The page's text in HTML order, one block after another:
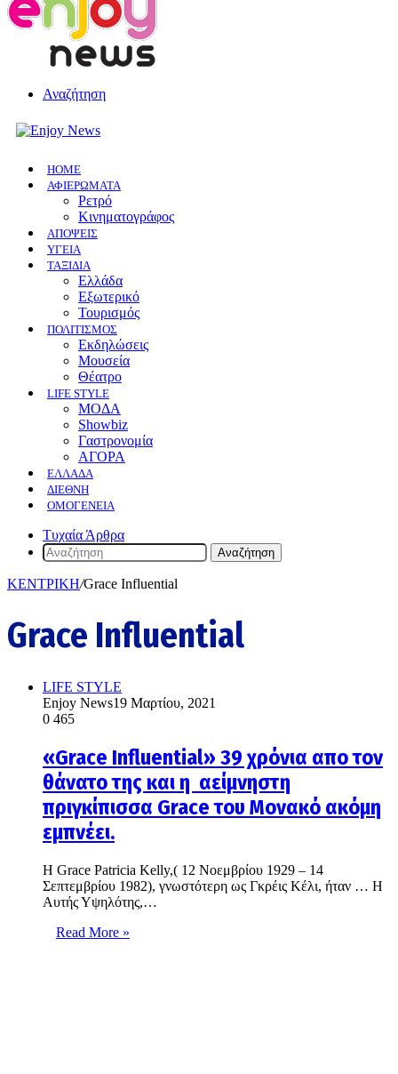
Αναζήτηση
HOME
ΑΦΙΕΡΩΜΑΤΑ
Ρετρό
Κινηματογράφος
ΑΠΟΨΕΙΣ
ΥΓΕΙΑ
ΤΑΞΙΔΙΑ
Ελλάδα
Εξωτερικό
Τουρισμός
ΠΟΛΙΤΙΣΜΟΣ
Eκδηλώσεις
Mουσεία
Θέατρο
LIFE STYLE
ΜΟΔΑ
Showbiz
Γαστρονομία
ΑΓΟΡΑ
ΕΛΛΆΔΑ
ΔΙΕΘΝΉ
ΟΜΟΓΈΝΕΙΑ
Τυχαία Άρθρα
Αναζήτηση
ΚΕΝΤΡΙΚΗ/Grace Influential
Grace Influential
LIFE STYLE
Enjoy News19 Μαρτίου, 2021
0 465
«Grace Influential» 39 χρόνια απο τον
θάνατο της και η αείμνηστη
πριγκίπισσα Grace του Μονακό ακόμη
εμπνέει.
H Grace Patricia Kelly,( 12 Νοεμβρίου 1929 – 14
Σεπτεμβρίου 1982), γνωστότερη ως Γκρέις Κέλι, ήταν … Η
Αυτής Υψηλότης,…
Read More »